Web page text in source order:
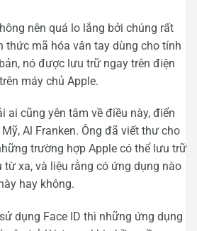
nên quá lo lắng bởi chúng rất
thức mã hóa vân tay dùng cho tính
nó được lưu trữ ngay trên điện
máy chủ Apple.
ai cũng yên tâm về điều này, điển
Al Franken. Ông đã viết thư cho
trường hợp Apple có thể lưu trữ
từ xa, và liệu rằng có ứng dụng nào
hay không.
dụng Face ID thì những ứng dụng